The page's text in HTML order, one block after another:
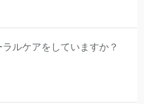
ルケアをしていますか？